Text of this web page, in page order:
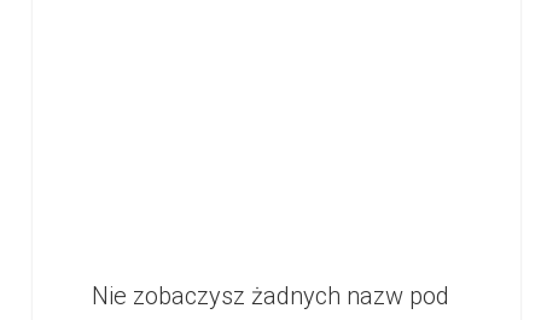
Nie zobaczysz żadnych nazw pod